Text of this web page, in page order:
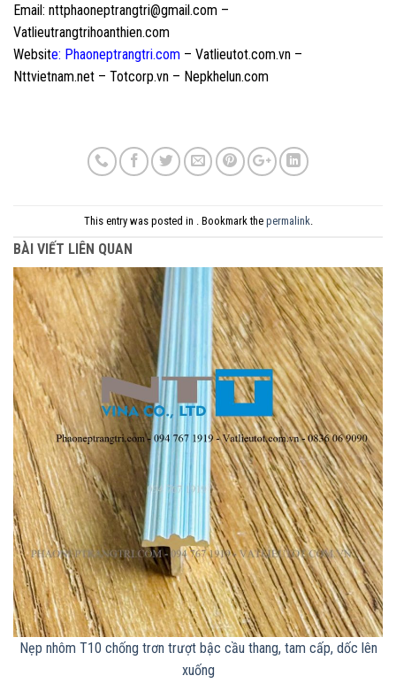
Email: nttphaoneptrangtri@gmail.com –
Vatlieutrangtrihoanthien.com
Website: Phaoneptrangtri.com – Vatlieutot.com.vn –
Nttvietnam.net – Totcorp.vn – Nepkhelun.com
This entry was posted in . Bookmark the permalink
BÀI VIẾT LIÊN QUAN
Nẹp nhôm T10 chống trơn trượt bậc cầu thang, tam cấp, dốc lên
xuống